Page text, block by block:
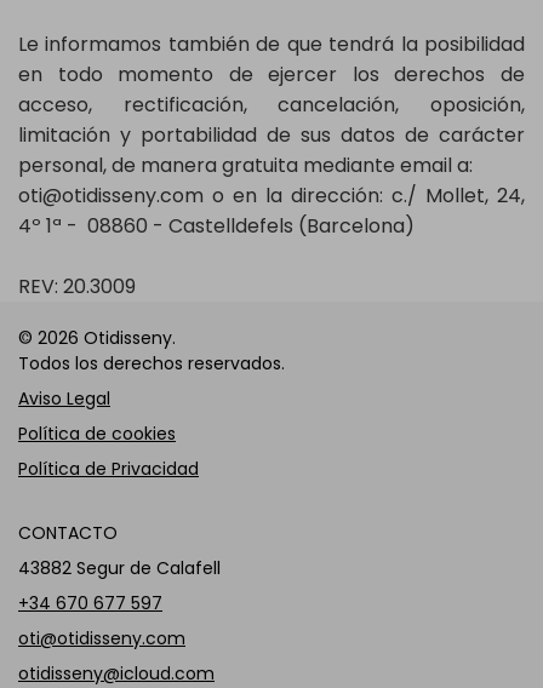
Le informamos también de que tendrá la posibilidad
en todo momento de ejercer los derechos de
acceso, rectificación, cancelación, oposición,
limitación y portabilidad de sus datos de carácter
personal, de manera gratuita mediante email a:
oti@otidisseny.com o en la dirección: c./ Mollet, 24,
4º 1ª - 08860 - Castelldefels (Barcelona)
REV: 20.3009
© 2026 Otidisseny.
Todos los derechos reservados.
Aviso Legal
Política de cookies
Política de Privacidad
CONTACTO
43882 Segur de Calafell
+34 670 677 597
oti@otidisseny.com
otidisseny@icloud.com